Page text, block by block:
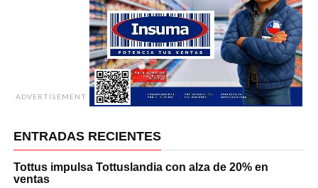
ADVERTISEMENT
ENTRADAS RECIENTES
Tottus impulsa Tottuslandia con alza de 20% en
ventas